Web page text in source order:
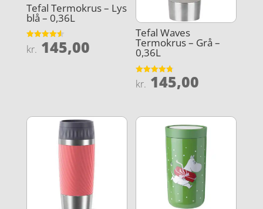
Tefal Termokrus – Lys
blå – 0,36L
Vurderet
4.6
kr. 145,00
Tefal Waves
Termokrus – Grå –
0,36L
Vurderet
4.8
kr. 145,00